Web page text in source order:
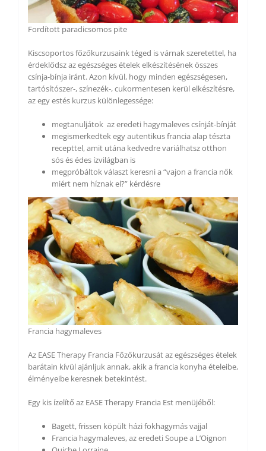
Fordított paradicsomos pite
Kiscsoportos főzőkurzusaink téged is várnak szeretettel, ha
érdeklődsz az egészséges ételek elkészítésének összes
csínja-bínja iránt. Azon kívül, hogy minden egészségesen,
tartósítószer-, színezék-, cukormentesen kerül elkészítésre,
az egy estés kurzus különlegessége:
megtanuljátok az eredeti hagymaleves csínját-bínját
megismerkedtek egy autentikus francia alap tészta
recepttel, amit utána kedvedre variálhatsz otthon
sós és édes ízvilágban is
megpróbáltok választ keresni a “vajon a francia nők
miért nem híznak el?” kérdésre
Francia hagymaleves
Az EASE Therapy Francia Főzőkurzusát az egészséges ételek
barátain kívül ajánljuk annak, akik a francia konyha ételeibe,
élményeibe keresnek betekintést.
Egy kis ízelítő az EASE Therapy Francia Est menüjéből:
Bagett, frissen köpült házi fokhagymás vajjal
Francia hagymaleves, az eredeti Soupe a L’Oignon